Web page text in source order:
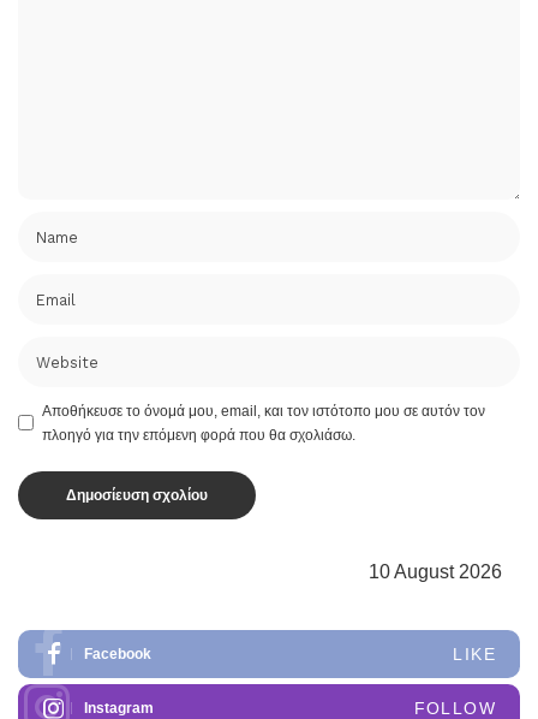
Αποθήκευσε το όνομά μου, email, και τον ιστότοπο μου σε αυτόν τον
πλοηγό για την επόμενη φορά που θα σχολιάσω.
10 August 2026
Facebook LIKE
Instagram FOLLOW